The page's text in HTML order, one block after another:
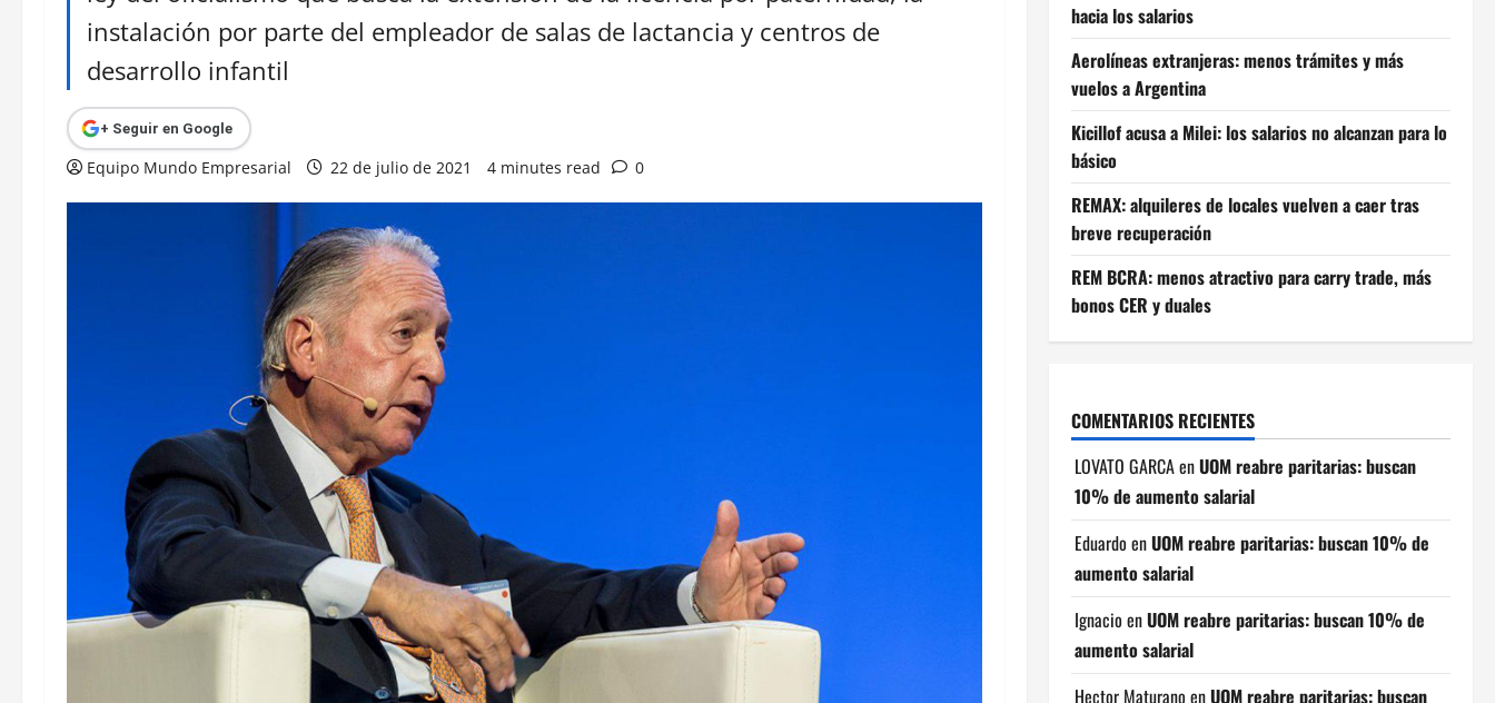
instalación por parte del empleador de salas de lactancia y centros de
desarrollo infantil
+ Seguir en Google
Equipo Mundo Empresarial 22 de julio de 2021 4 minutes read 0
hacia los salarios
Aerolíneas extranjeras: menos trámites y más
vuelos a Argentina
Kicillof acusa a Milei: los salarios no alcanzan para lo
básico
REMAX: alquileres de locales vuelven a caer tras
breve recuperación
REM BCRA: menos atractivo para carry trade, más
bonos CER y duales
COMENTARIOS RECIENTES
LOVATO GARCAenUOM reabre paritarias: buscan
10% de aumento salarial
Eduardo enUOM reabre paritarias: buscan 10% de
aumento salarial
Ignacio enUOM reabre paritarias: buscan 10% de
aumento salarial
Hector Maturano enUOM reabre paritarias: buscan